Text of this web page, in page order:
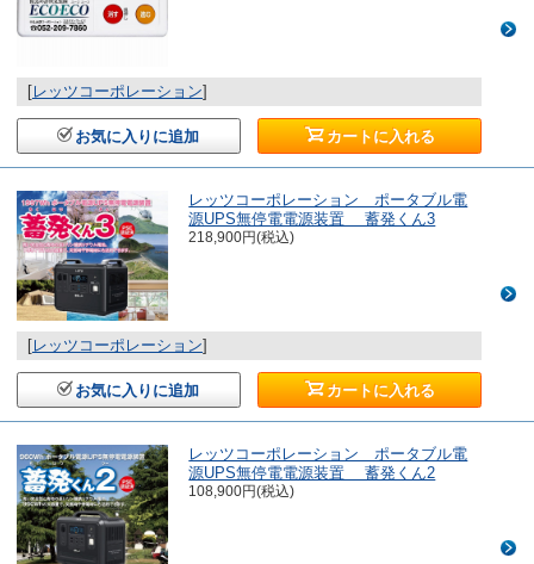
[レッツコーポレーション]
お気に入りに追加 カートに入れる
レッツコーポレーション ポータブル電
源UPS無停電電源装置 蓄発くん3
218,900円(税込)
[レッツコーポレーション]
お気に入りに追加 カートに入れる
レッツコーポレーション ポータブル電
源UPS無停電電源装置 蓄発くん2
108,900円(税込)